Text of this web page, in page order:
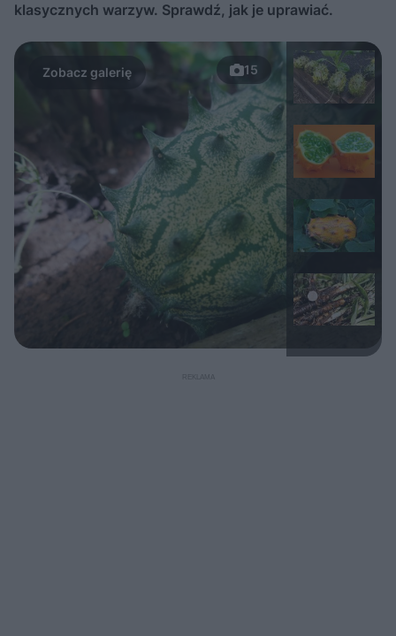
klasycznych warzyw. Sprawdź, jak je uprawiać.
15